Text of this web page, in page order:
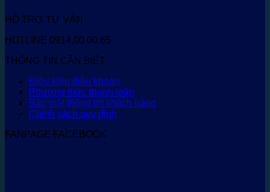
HỖ TRỢ TƯ VẤN
HOTLINE 0914.00.00.65
THÔNG TIN CẦN BIẾT
Điều kiện điều khoản
Phương thức thanh toán
Bảo mật thông tin khách hàng
Chính sách quy định
FANPAGE FACEBOOK